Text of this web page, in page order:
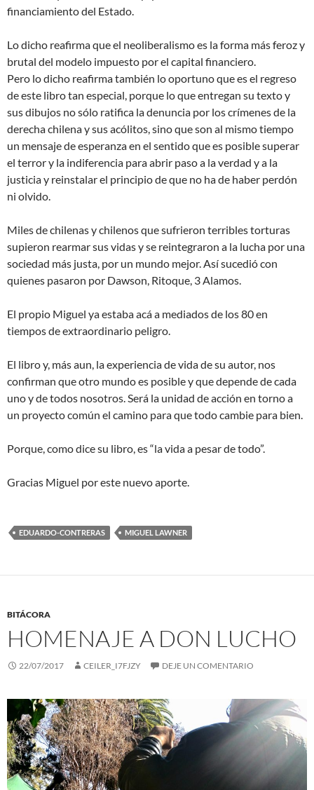
financiamiento del Estado.
Lo dicho reafirma que el neoliberalismo es la forma más feroz y
brutal del modelo impuesto por el capital financiero.
Pero lo dicho reafirma también lo oportuno que es el regreso
de este libro tan especial, porque lo que entregan su texto y
sus dibujos no sólo ratifica la denuncia por los crímenes de la
derecha chilena y sus acólitos, sino que son al mismo tiempo
un mensaje de esperanza en el sentido que es posible superar
el terror y la indiferencia para abrir paso a la verdad y a la
justicia y reinstalar el principio de que no ha de haber perdón
ni olvido.
Miles de chilenas y chilenos que sufrieron terribles torturas
supieron rearmar sus vidas y se reintegraron a la lucha por una
sociedad más justa, por un mundo mejor. Así sucedió con
quienes pasaron por Dawson, Ritoque, 3 Alamos.
El propio Miguel ya estaba acá a mediados de los 80 en
tiempos de extraordinario peligro.
El libro y, más aun, la experiencia de vida de su autor, nos
confirman que otro mundo es posible y que depende de cada
uno y de todos nosotros. Será la unidad de acción en torno a
un proyecto común el camino para que todo cambie para bien.
Porque, como dice su libro, es “la vida a pesar de todo”.
Gracias Miguel por este nuevo aporte.
EDUARDO-CONTRERAS MIGUEL LAWNER
BITÁCORA
HOMENAJE A DON LUCHO
22/07/2017 CEILER_I7FJZY DEJE UN COMENTARIO